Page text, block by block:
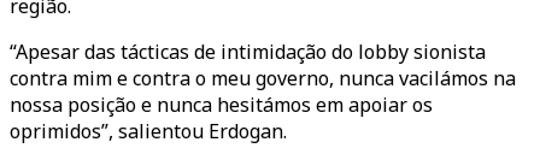
região.
“Apesar das tácticas de intimidação do lobby sionista
contra mim e contra o meu governo, nunca vacilámos na
nossa posição e nunca hesitámos em apoiar os
oprimidos”, salientou Erdogan.